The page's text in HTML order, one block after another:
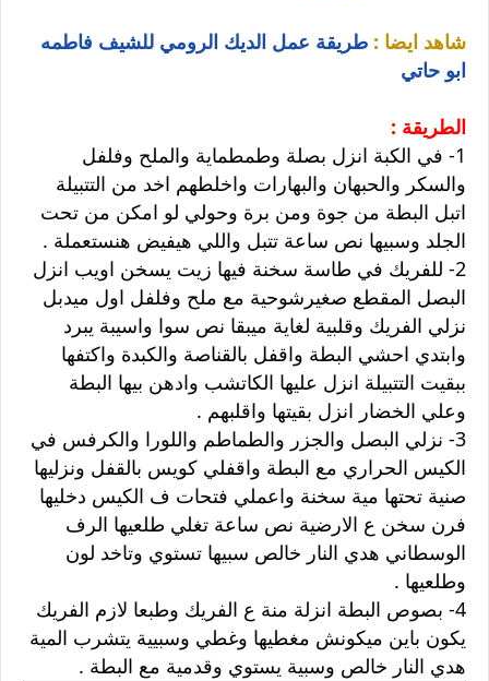
شاهد ايضا : طريقة عمل الديك الرومي للشيف فاطمه
ابو حاتي
الطريقة :
1- في الكبة انزل بصلة وطمطماية والملح وفلفل
والسكر والحبهان والبهارات واخلطهم اخد من التتبيلة
اتبل البطة من جوة ومن برة وحولي لو امكن من تحت
الجلد وسبيها نص ساعة تتبل واللي هيفيض هنستعملة .
2- للفريك في طاسة سخنة فيها زيت يسخن اويب انزل
البصل المقطع صغيرشوحية مع ملح وفلفل اول ميدبل
نزلي الفريك وقلبية لغاية ميبقا نص سوا واسيبة يبرد
وابتدي احشي البطة واقفل بالقناصة والكبدة واكتفها
ببقيت التتبيلة انزل عليها الكاتشب وادهن بيها البطة
وعلي الخضار انزل بقيتها واقلبهم .
3- نزلي البصل والجزر والطماطم واللورا والكرفس في
الكيس الحراري مع البطة واقفلي كويس بالقفل ونزليها
صنية تحتها مية سخنة واعملي فتحات ف الكيس دخليها
فرن سخن ع الارضية نص ساعة تغلي طلعيها الرف
الوسطاني هدي النار خالص سبيها تستوي وتاخد لون
وطلعيها .
4- بصوص البطة انزلة منة ع الفريك وطبعا لازم الفريك
يكون باين ميكونش مغطيها وغطي وسبيية يتشرب المية
هدي النار خالص وسبية يستوي وقدمية مع البطة .